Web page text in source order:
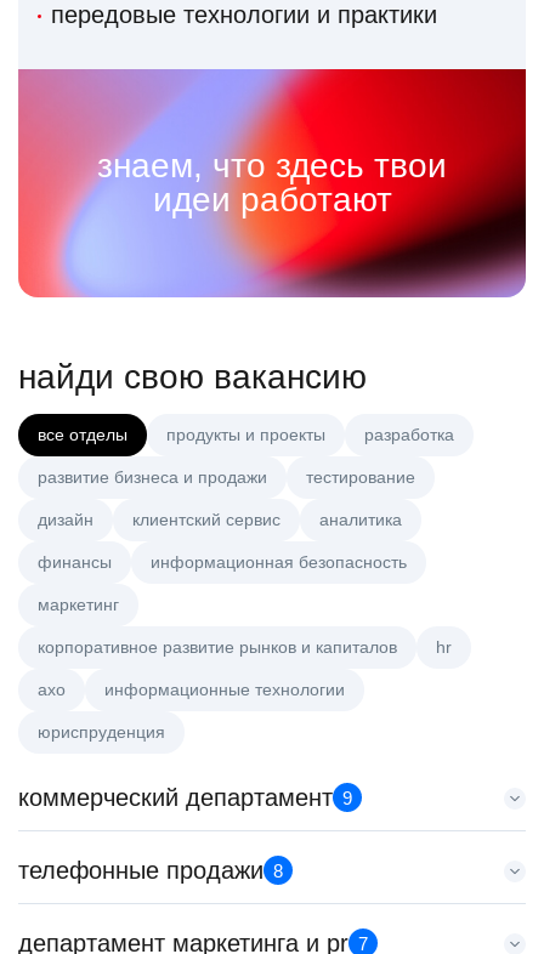
передовые технологии и практики
знаем, что здесь твои
идеи работают
найди свою вакансию
все отделы продукты и проекты разработка
развитие бизнеса и продажи тестирование
дизайн клиентский сервис аналитика
финансы информационная безопасность
маркетинг
корпоративное развитие рынков и капиталов hr
axo информационные технологии
юриспруденция
коммерческий департамент 9
Тренер по развитию компетенций продаж
HeadHunter::Коммерческий департамент
з/п не указана
телефонные продажи 8
департамент маркетинга и pr 7